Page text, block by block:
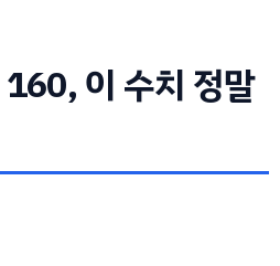
이 수치 정말